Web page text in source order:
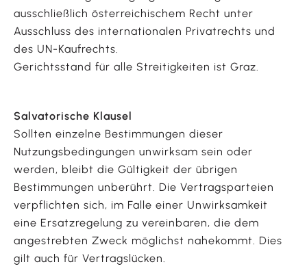
ausschließlich österreichischem Recht unter
Ausschluss des internationalen Privatrechts und
des UN-Kaufrechts.
Gerichtsstand für alle Streitigkeiten ist Graz.
Salvatorische Klausel
Sollten einzelne Bestimmungen dieser
Nutzungsbedingungen unwirksam sein oder
werden, bleibt die Gültigkeit der übrigen
Bestimmungen unberührt. Die Vertragsparteien
verpflichten sich, im Falle einer Unwirksamkeit
eine Ersatzregelung zu vereinbaren, die dem
angestrebten Zweck möglichst nahekommt. Dies
gilt auch für Vertragslücken.